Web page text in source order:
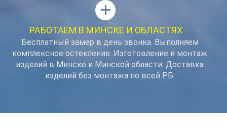
add
РАБОТАЕМ В МИНСКЕ И ОБЛАСТЯХ
Бесплатный замер в день звонка. Выполняем
комплексное остекление. Изготовление и монтаж
изделий в Минске и Минской области. Доставка
изделий без монтажа по всей РБ.